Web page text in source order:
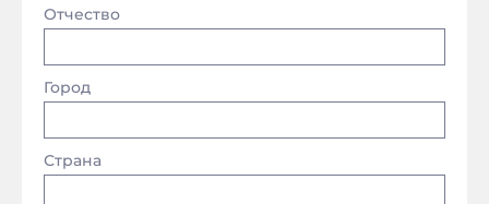
Отчество
Страна
Город